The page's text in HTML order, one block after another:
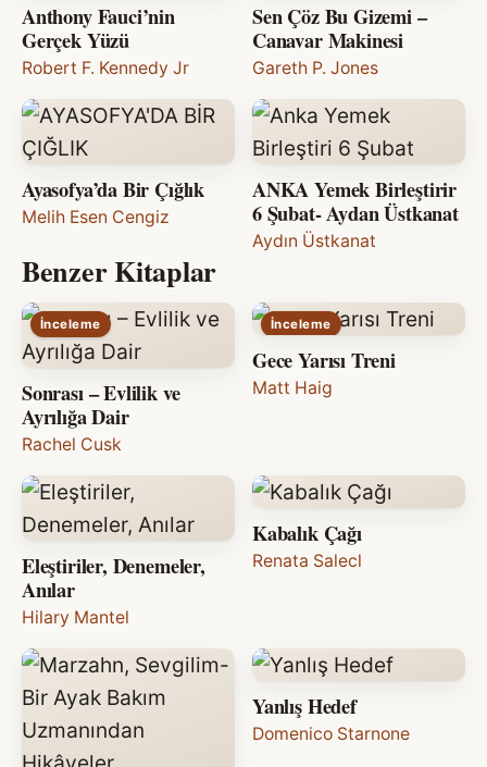
Anthony Fauci’nin
Gerçek Yüzü
Robert F. Kennedy Jr
Sen Çöz Bu Gizemi –
Canavar Makinesi
Gareth P. Jones
Ayasofya’da Bir Çığlık
Melih Esen Cengiz
ANKA Yemek Birleştirir
6 Şubat- Aydan Üstkanat
Aydın Üstkanat
Benzer Kitaplar
İnceleme
Sonrası – Evlilik ve
Ayrılığa Dair
Rachel Cusk
İnceleme
Gece Yarısı Treni
Matt Haig
Eleştiriler, Denemeler,
Anılar
Hilary Mantel
Kabalık Çağı
Renata Salecl
Yanlış Hedef
Domenico Starnone